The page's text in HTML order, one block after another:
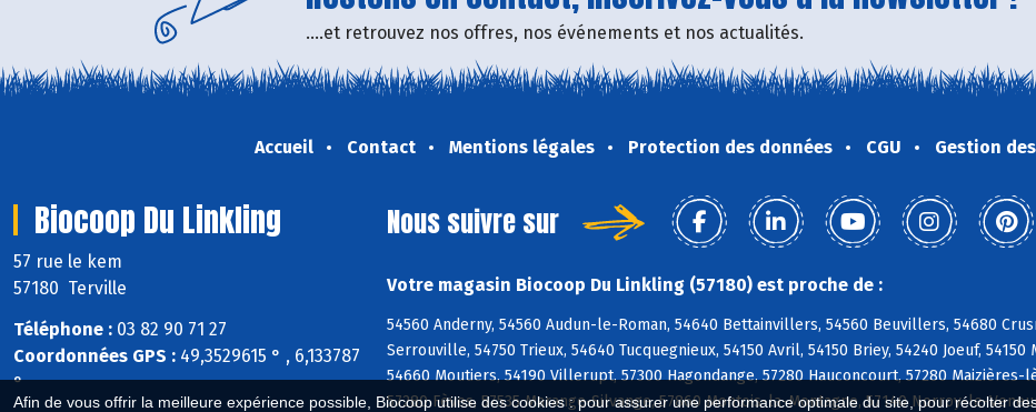
Afin de vous offrir la meilleure expérience possible, Biocoop utilise des cookies : pour assurer une performance optimale du site, pour récolter
....et retrouvez nos offres, nos événements et nos actualités.
Accueil Contact Mentions légales Protection des données CGU Gestion
Biocoop Du Linkling
57 rue le kem
57180 Terville
Téléphone : 03 82 90 71 27
Coordonnées GPS : 49,3529615 ° , 6,133787
°
Nous suivre sur
Votre magasin Biocoop Du Linkling (57180) est proche de :
54560 Anderny, 54560 Audun-le-Roman, 54640 Bettainvillers, 54560 Beuvillers, 54680
Serrouville, 54750 Trieux, 54640 Tucquegnieux, 54150 Avril, 54150 Briey, 54240 Joeuf,
54660 Moutiers, 54190 Villerupt, 57300 Hagondange, 57280 Hauconcourt, 57280 Maizières-
57280 Fèves, 57535 Marange-Silvange, 57860 Montois-la-Montagne, 57140 Norroy-le-